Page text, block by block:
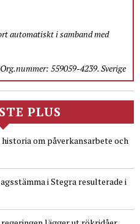
automatiskt i samband med
559059-4239. Sverige
PLUS
historia om påverkansarbete och
i Stegra resulterade i